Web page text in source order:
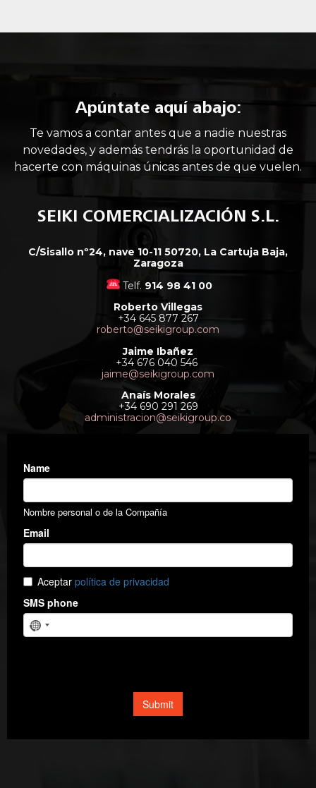
Apúntate aquí abajo:
Te vamos a contar antes que a nadie nuestras
novedades, y además tendrás la oportunidad de
hacerte con máquinas únicas antes de que vuelen.
SEIKI COMERCIALIZACIÓN S.L.
C/Sisallo nº24, nave 10-11 50720, La Cartuja Baja,
Zaragoza
Telf. 914 98 41 00
Roberto Villegas
+34 645 877 267
roberto@seikigroup.com
Jaime Ibañez
+34 676 040 546
jaime@seikigroup.com
Anaís Morales
+34 690 291 269
administracion@seikigroup.co